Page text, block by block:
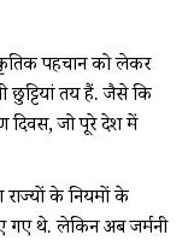
पहचान को लेकर
छुट्टियां तय हैं. जैसे कि
दिवस, जो पूरे देश में
के नियमों के
गए थे. लेकिन अब जर्मनी